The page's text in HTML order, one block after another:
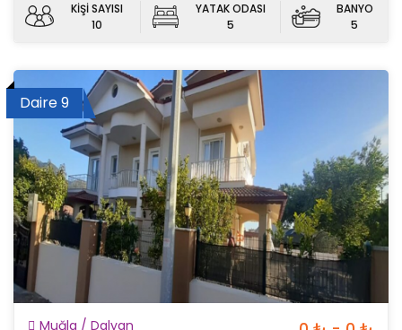
KİŞİ SAYISI
10
YATAK ODASI
5
BANYO
5
Daire 9
Muğla / Dalyan